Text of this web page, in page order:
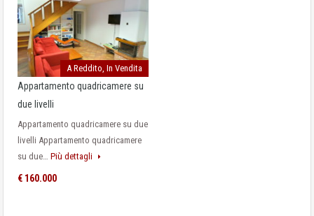
A Reddito, In Vendita
Appartamento quadricamere su
due livelli
Appartamento quadricamere su due
livelli Appartamento quadricamere
su due… Più dettagli
€ 160.000